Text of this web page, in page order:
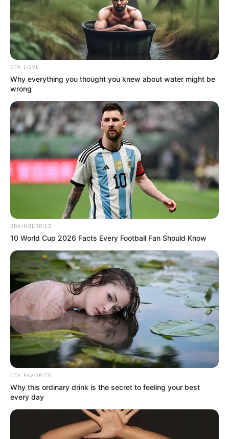
CTA LOVE
Why everything you thought you knew about water might be
wrong
BRAINBERRIES
10 World Cup 2026 Facts Every Football Fan Should Know
CTA FAVORITE
Why this ordinary drink is the secret to feeling your best
every day